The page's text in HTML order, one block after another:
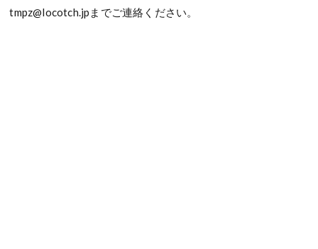
tmpz@locotch.jpまでご連絡ください。